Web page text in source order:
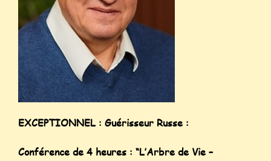
EXCEPTIONNEL : Guérisseur Russe :
Conférence de 4 heures : “L’Arbre de Vie –